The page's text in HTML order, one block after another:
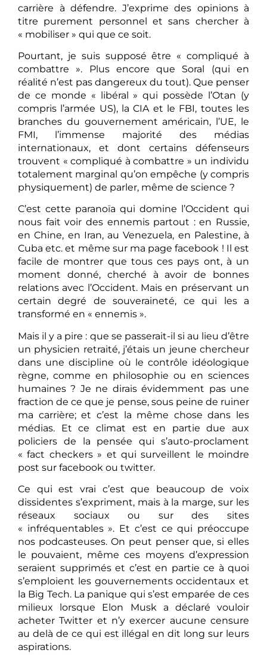
carrière à défendre. J’exprime des opinions à
titre purement personnel et sans chercher à
« mobiliser » qui que ce soit.
Pourtant, je suis supposé être « compliqué à
combattre ». Plus encore que Soral (qui en
réalité n’est pas dangereux du tout). Que penser
de ce monde « libéral » qui possède l’Otan (y
compris l’armée US), la CIA et le FBI, toutes les
branches du gouvernement américain, l’UE, le
FMI, l’immense majorité des médias
internationaux, et dont certains défenseurs
trouvent « compliqué à combattre » un individu
totalement marginal qu’on empêche (y compris
physiquement) de parler, même de science ?
C’est cette paranoïa qui domine l’Occident qui
nous fait voir des ennemis partout : en Russie,
en Chine, en Iran, au Venezuela, en Palestine, à
Cuba etc. et même sur ma page facebook ! Il est
facile de montrer que tous ces pays ont, à un
moment donné, cherché à avoir de bonnes
relations avec l’Occident. Mais en préservant un
certain degré de souveraineté, ce qui les a
transformé en « ennemis ».
Mais il y a pire : que se passerait-il si au lieu d’être
un physicien retraité, j’étais un jeune chercheur
dans une discipline où le contrôle idéologique
règne, comme en philosophie ou en sciences
humaines ? Je ne dirais évidemment pas une
fraction de ce que je pense, sous peine de ruiner
ma carrière; et c’est la même chose dans les
médias. Et ce climat est en partie due aux
policiers de la pensée qui s’auto-proclament
« fact checkers » et qui surveillent le moindre
post sur facebook ou twitter.
Ce qui est vrai c’est que beaucoup de voix
dissidentes s’expriment, mais à la marge, sur les
réseaux sociaux ou sur des sites
« infréquentables ». Et c’est ce qui préoccupe
nos podcasteuses. On peut penser que, si elles
le pouvaient, même ces moyens d’expression
seraient supprimés et c’est en partie ce à quoi
s’emploient les gouvernements occidentaux et
la Big Tech. La panique qui s’est emparée de ces
milieux lorsque Elon Musk a déclaré vouloir
acheter Twitter et n’y exercer aucune censure
au delà de ce qui est illégal en dit long sur leurs
aspirations.